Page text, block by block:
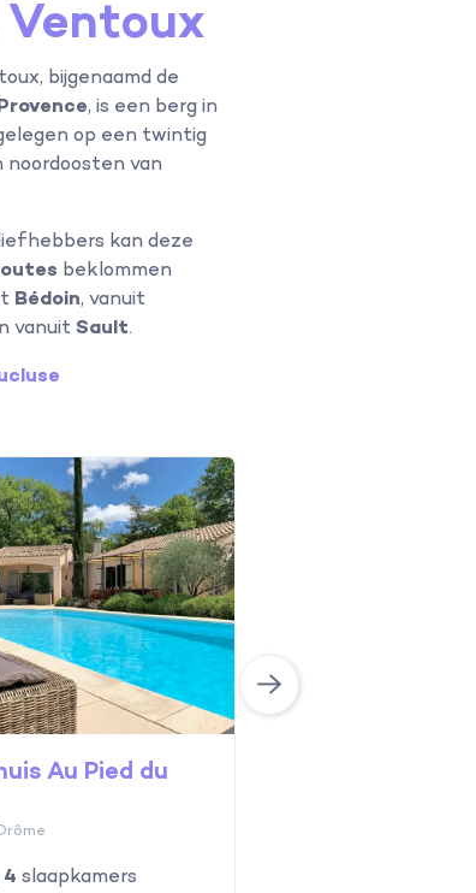
bijgenaamd de
, is een berg in
op een twintig
van
kan deze
beklommen
Bédoin, vanuit
vanuitSault.
Au Pied du
4 slaapkamers